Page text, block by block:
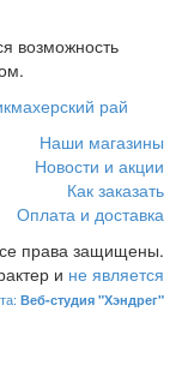
возможность
Наши магазины
Новости и акции
Как заказать
Оплата и доставка
права защищены.
и не является
Веб-студия "Хэндрег"